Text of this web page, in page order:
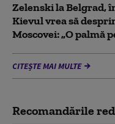
Zelenski la Belgrad,
Kievul vrea să
Moscovei: „O palmă
CITEȘTE MAI MULTE
Recomandările